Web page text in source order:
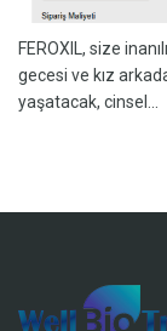
FEROXIL, size
gecesi ve kız
yaşatacak, cinsel...